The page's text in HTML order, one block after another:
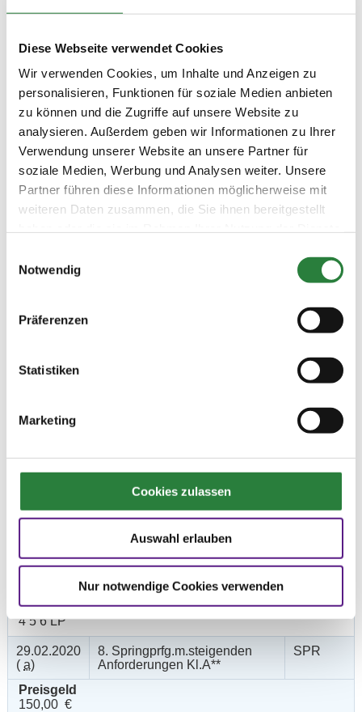
Diese Webseite verwendet Cookies
Wir verwenden Cookies, um Inhalte und Anzeigen zu
personalisieren, Funktionen für soziale Medien anbieten
zu können und die Zugriffe auf unsere Website zu
analysieren. Außerdem geben wir Informationen zu Ihrer
Verwendung unserer Website an unsere Partner für
soziale Medien, Werbung und Analysen weiter. Unsere
Partner führen diese Informationen möglicherweise mit
weiteren Daten zusammen, die Sie ihnen bereitgestellt
Notwendig
Präferenzen
Statistiken
Marketing
Cookies zulassen
Auswahl erlauben
Nur notwendige Cookies verwenden
(v)
Preisgeld
150,00 €
LKL/Art
2 3 4 5 6 LP
29.02.2020
(v)
4. Springpferdeprüfung Kl.A** SPF
Preisgeld
150,00 €
LKL/Art
SPF
Preisgeld
1 2 3 4 5 LP
(n)
SPF
200,00 €
Preisgeld
LKL/Art
4 5 6 LP
29.02.2020
( a)
8. Springprfg.m.steigenden
Anforderungen Kl.A**
SPR
Preisgeld
150,00 €